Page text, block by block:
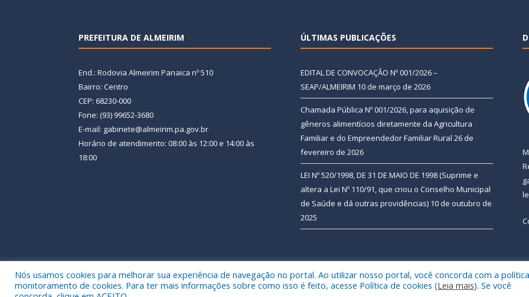
PREFEITURA DE ALMEIRIM
End.: Rodovia Almeirim Panaica nº 510
Bairro: Centro
CEP: 68230-000
Fone: (93) 99652-3680
E-mail: gabinete@almeirim.pa.gov.br
Horário de atendimento: 08:00 às 12:00 e 14:00 às
18:00
ÚLTIMAS PUBLICAÇÕES
EDITAL DE CONVOCAÇÃO Nº 001/2026 –
SEAP/ALMEIRIM 10 de março de 2026
Chamada Pública Nº 001/2026, para aquisição de
gêneros alimentícios diretamente da Agricultura
Familiar e do Empreendedor Familiar Rural 26 de
fevereiro de 2026
LEI Nº 520/1998, DE 31 DE MAIO DE 1998 (Suprime e
altera a Lei Nº 110/91, que criou o Conselho Municipal
de Saúde e dá outras providências) 10 de outubro de
2025
Todos os direitos reservados a Prefeitura Municipal de Almeirim. Mapa do Site
Nós usamos cookies para melhorar sua experiência de navegação no portal. Ao utilizar nosso portal, você concorda com a
monitoramento de cookies. Para ter mais informações sobre como isso é feito, acesse Política de cookies (Leia mais). Se você